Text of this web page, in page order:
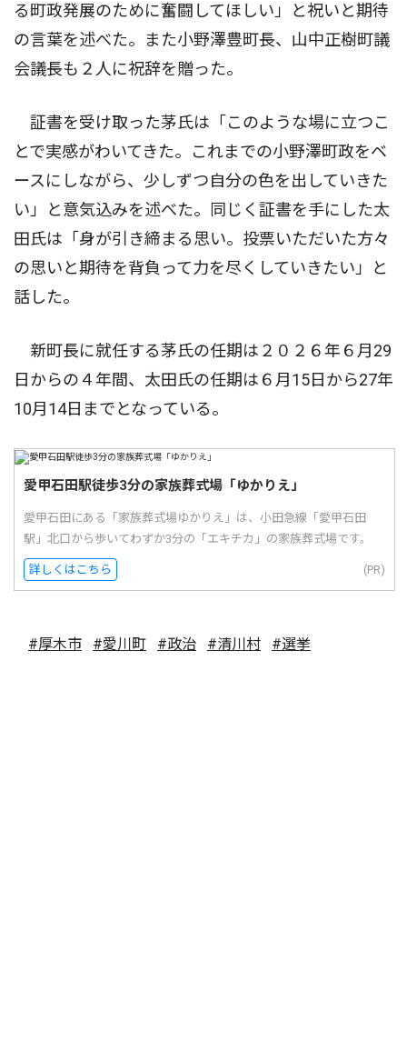
る町政発展のために奮闘してほしい」と祝いと期待
の言葉を述べた。また小野澤豊町長、山中正樹町議
会議長も２人に祝辞を贈った。
証書を受け取った茅氏は「このような場に立つこ
とで実感がわいてきた。これまでの小野澤町政をベ
ースにしながら、少しずつ自分の色を出していきた
い」と意気込みを述べた。同じく証書を手にした太
田氏は「身が引き締まる思い。投票いただいた方々
の思いと期待を背負って力を尽くしていきたい」と
話した。
新町長に就任する茅氏の任期は２０２６年６月29
日からの４年間、太田氏の任期は６月15日から27年
10月14日までとなっている。
愛甲石田駅徒歩3分の家族葬式場「ゆかりえ」
愛甲石田にある「家族葬式場ゆかりえ」は、小田急線「愛甲石田
駅」北口から歩いてわずか3分の「エキチカ」の家族葬式場です。
詳しくはこちら (PR)
#厚木市 #愛川町 #政治 #清川村 #選挙